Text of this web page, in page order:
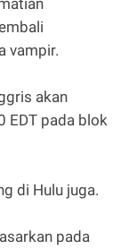
vampir.
akan
EDT pada blok
di Hulu juga.
pada